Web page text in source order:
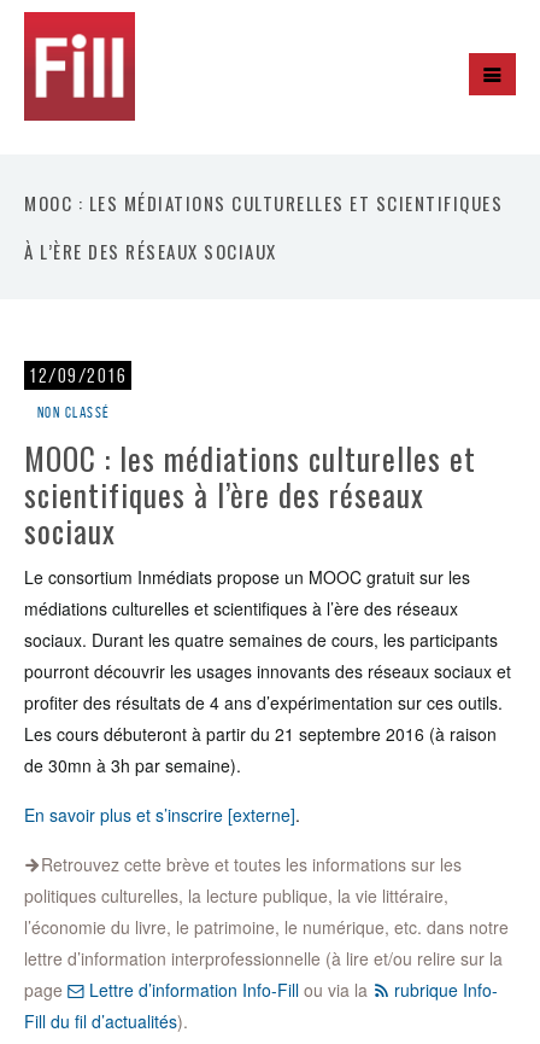
MOOC : LES MÉDIATIONS CULTURELLES ET SCIENTIFIQUES
À L’ÈRE DES RÉSEAUX SOCIAUX
12/09/2016
Non classé
MOOC : les médiations culturelles et
scientifiques à l’ère des réseaux
sociaux
Le consortium Inmédiats propose un MOOC gratuit sur les
médiations culturelles et scientifiques à l’ère des réseaux
sociaux. Durant les quatre semaines de cours, les participants
pourront découvrir les usages innovants des réseaux sociaux et
profiter des résultats de 4 ans d’expérimentation sur ces outils.
Les cours débuteront à partir du 21 septembre 2016 (à raison
de 30mn à 3h par semaine).
En savoir plus et s’inscrire [externe].
Retrouvez cette brève et toutes les informations sur les
politiques culturelles, la lecture publique, la vie littéraire,
l’économie du livre, le patrimoine, le numérique, etc. dans notre
lettre d’information interprofessionnelle (à lire et/ou relire sur la
page
Lettre d’information Info-Fill ou via la
rubrique Info-
Fill du fil d’actualités).